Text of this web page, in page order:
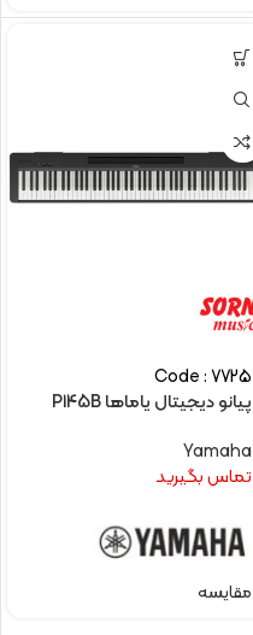
Code : 7725
پیانو دیجیتال یاماها P145B
Yamaha
تماس بگیرید
مقایسه